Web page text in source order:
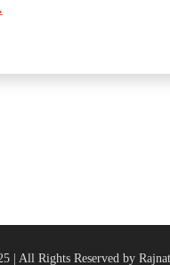
| All Rights Reserved by